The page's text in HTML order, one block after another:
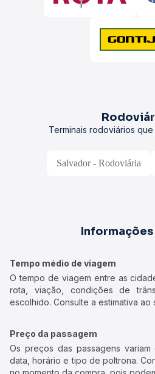
Terminais rodoviários que
Salvador - Rodoviária
Tempo médio de viagem
O tempo de viagem entre as
rota, viação, condições de
escolhido. Consulte a estimativa ao
Preço da passagem
Os preços das passagens
data, horário e tipo de poltrona.